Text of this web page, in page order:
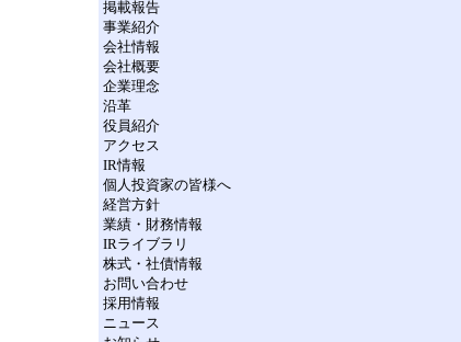
掲載報告
事業紹介
会社情報
会社概要
企業理念
沿革
役員紹介
アクセス
IR情報
個人投資家の皆様へ
経営方針
業績・財務情報
IRライブラリ
株式・社債情報
お問い合わせ
採用情報
ニュース